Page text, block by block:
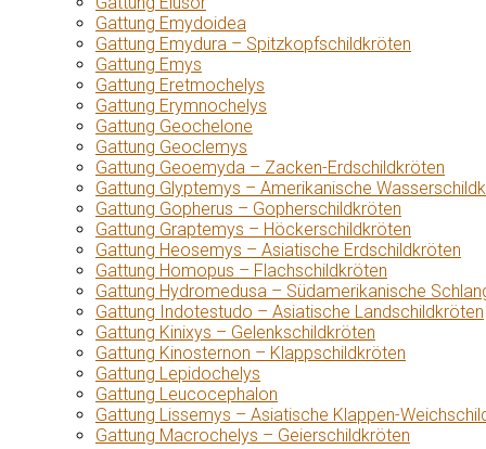
Gattung Emydoidea
Gattung Emydura – Spitzkopfschildkröten
Gattung Emys
Gattung Eretmochelys
Gattung Erymnochelys
Gattung Geochelone
Gattung Geoclemys
Gattung Geoemyda – Zacken-Erdschildkröten
Gattung Glyptemys – Amerikanische
Gattung Gopherus – Gopherschildkröten
Gattung Graptemys – Höckerschildkröten
Gattung Heosemys – Asiatische Erdschildkröten
Gattung Homopus – Flachschildkröten
Gattung Hydromedusa – Südamerikanische
Gattung Indotestudo – Asiatische Landschildkröten
Gattung Kinixys – Gelenkschildkröten
Gattung Kinosternon – Klappschildkröten
Gattung Lepidochelys
Gattung Leucocephalon
Gattung Lissemys – Asiatische Klappen-
Gattung Macrochelys – Geierschildkröten